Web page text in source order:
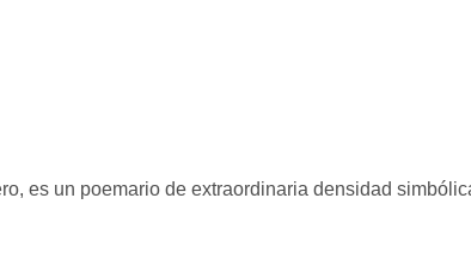
es un poemario de extraordinaria densidad